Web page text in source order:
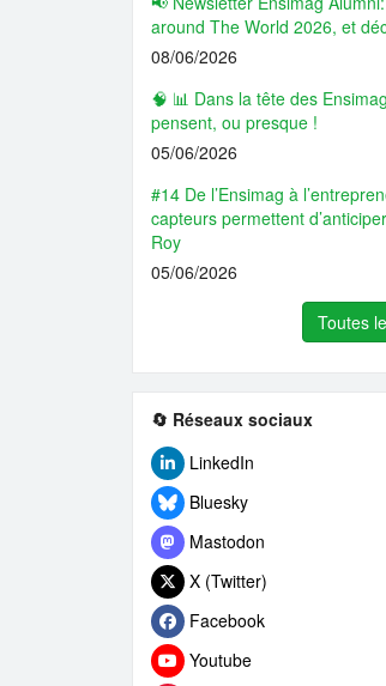
around The World 2026, et
08/06/2026
🧠 📊 Dans la tête des
pensent, ou presque !
05/06/2026
#14 De l’Ensimag à
capteurs permettent
Roy
05/06/2026
Toutes
🔄 Réseaux sociaux
LinkedIn
Bluesky
Mastodon
X (Twitter)
Facebook
Youtube